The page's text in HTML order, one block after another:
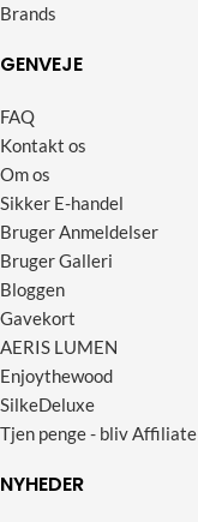
Brands
GENVEJE
FAQ
Kontakt os
Om os
Sikker E-handel
Bruger Anmeldelser
Bruger Galleri
Bloggen
Gavekort
AERIS LUMEN
Enjoythewood
SilkeDeluxe
Tjen penge - bliv Affiliate
NYHEDER